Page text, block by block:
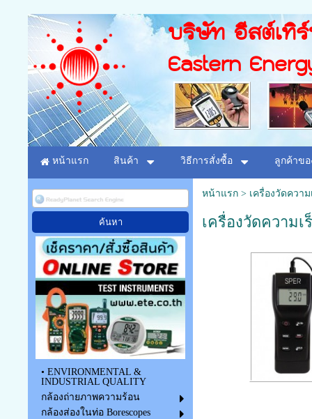
บริษัท อีสต์เทิ
Eastern
หน้าแรก สินค้า วิธีการสั่งซื้อ ลูกค้าขอ
• ENVIRONMENTAL &
INDUSTRIAL QUALITY
กล้องถ่ายภาพความร้อน
กล้องส่องในท่อ Borescopes
หน้าแรก> เครื่องวัดควา
เครื่องวัดความ